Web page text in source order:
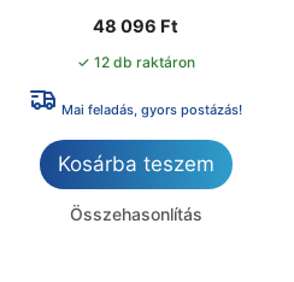
48 096 Ft
✓ 12 db raktáron
Mai feladás, gyors postázás!
Kosárba teszem
Összehasonlítás